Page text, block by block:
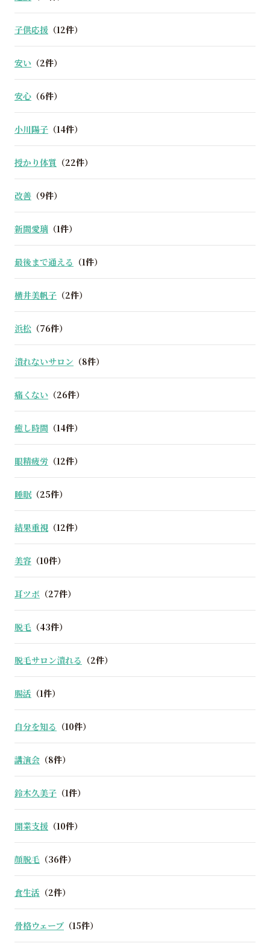
子供応援 （12件）
安い （2件）
安心 （6件）
小川陽子 （14件）
授かり体質 （22件）
改善 （9件）
新間愛璃 （1件）
最後まで通える （1件）
横井美帆子 （2件）
浜松 （76件）
潰れないサロン （8件）
痛くない （26件）
癒し時間 （14件）
眼精疲労 （12件）
睡眠（25件）
結果重視 （12件）
美容 （10件）
耳ツボ （27件）
脱毛 （43件）
脱毛サロン潰れる （2件）
腸活 （1件）
自分を知る （10件）
講演会 （8件）
鈴木久美子 （1件）
開業支援 （10件）
顔脱毛 （36件）
食生活 （2件）
骨格ウェーブ （15件）